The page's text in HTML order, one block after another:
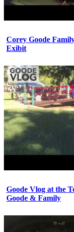
Corey Goode
Exibit
Goode Vlog at the
Goode & Family